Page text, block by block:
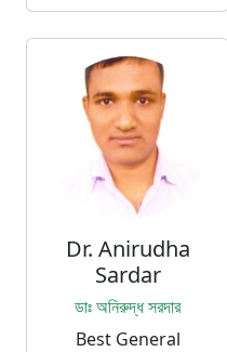
Dr. Anirudha
Sardar
ডাঃ অনিরুদ্ধ সরদার
Best General